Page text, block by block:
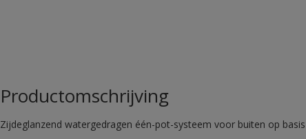
Productomschrijving
Zijdeglanzend watergedragen één-pot-systeem voor buiten op